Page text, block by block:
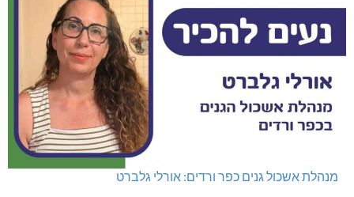
מנהלת אשכול גנים כפר ורדים: אורלי גלברט